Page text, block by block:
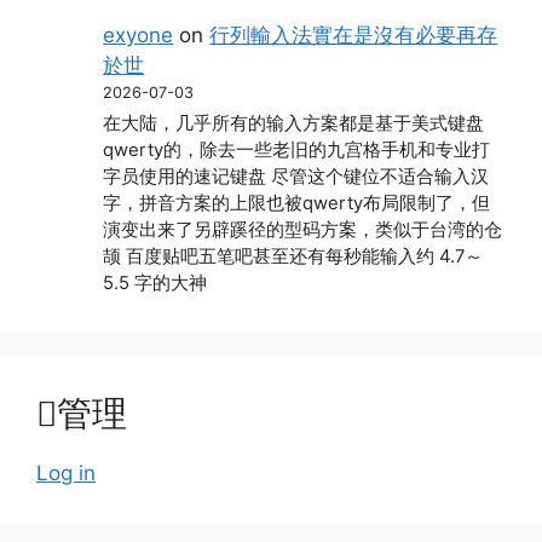
exyone on行列輸入法實在是沒有必要再存
於世
2026-07-03
在大陆，几乎所有的输入方案都是基于美式键盘
qwerty的，除去一些老旧的九宫格手机和专业打
字员使用的速记键盘 尽管这个键位不适合输入汉
字，拼音方案的上限也被qwerty布局限制了，但
演变出来了另辟蹊径的型码方案，类似于台湾的仓
颉 百度贴吧五笔吧甚至还有每秒能输入约 4.7～
5.5 字的大神
管理
Log in